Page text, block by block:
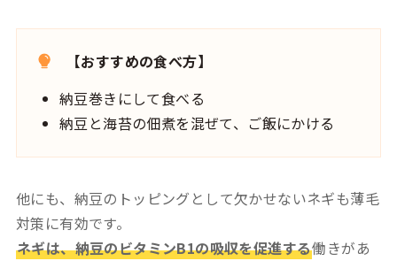
【おすすめの食べ方】
納豆巻きにして食べる
納豆と海苔の佃煮を混ぜて、ご飯にかける
他にも、納豆のトッピングとして欠かせないネギも薄毛
対策に有効です。
ネギは、納豆のビタミンB1の吸収を促進する働きがあ